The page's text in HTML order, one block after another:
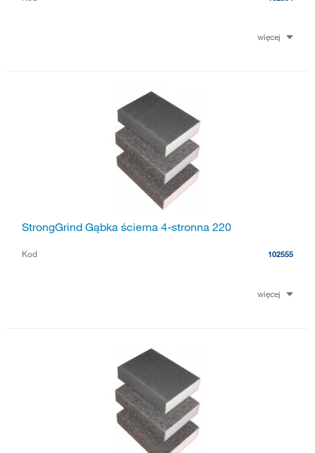
więcej
StrongGrind Gąbka ścierna 4-stronna 220
Kod 102555
więcej